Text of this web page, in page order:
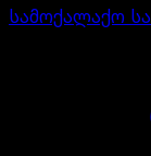
სამოქალაქო